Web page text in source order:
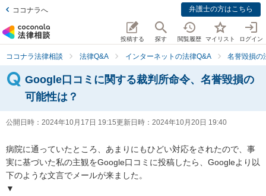
ココナラへ 弁護士の方はこちら
投稿する 探す 閲覧履歴 マイリスト ログイン
ココナラ法律相談 法律Q&A インターネットの法律Q&A 名誉毀損の
Google口コミに関する裁判所命令、名誉毀損の
可能性は？
公開日時： 2024年10月17日 19:15更新日時： 2024年10月20日 19:40
病院に通っていたところ、あまりにもひどい対応をされたので、事
実に基づいた私の主観をGoogle口コミに投稿したら、Googleより以
下のような文言でメールが来ました。
▼